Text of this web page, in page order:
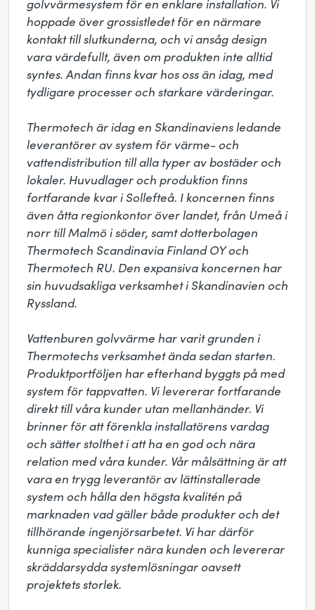
golvvärmesystem för en enklare installation. Vi
hoppade över grossistledet för en närmare
kontakt till slutkunderna, och vi ansåg design
vara värdefullt, även om produkten inte alltid
syntes. Andan finns kvar hos oss än idag, med
tydligare processer och starkare värderingar.
Thermotech är idag en Skandinaviens ledande
leverantörer av system för värme- och
vattendistribution till alla typer av bostäder och
lokaler. Huvudlager och produktion finns
fortfarande kvar i Sollefteå. I koncernen finns
även åtta regionkontor över landet, från Umeå i
norr till Malmö i söder, samt dotterbolagen
Thermotech Scandinavia Finland OY och
Thermotech RU. Den expansiva koncernen har
sin huvudsakliga verksamhet i Skandinavien och
Ryssland.
Vattenburen golvvärme har varit grunden i
Thermotechs verksamhet ända sedan starten.
Produktportföljen har efterhand byggts på med
system för tappvatten. Vi levererar fortfarande
direkt till våra kunder utan mellanhänder. Vi
brinner för att förenkla installatörens vardag
och sätter stolthet i att ha en god och nära
relation med våra kunder. Vår målsättning är att
vara en trygg leverantör av lättinstallerade
system och hålla den högsta kvalitén på
marknaden vad gäller både produkter och det
tillhörande ingenjörsarbetet. Vi har därför
kunniga specialister nära kunden och levererar
skräddarsydda systemlösningar oavsett
projektets storlek.